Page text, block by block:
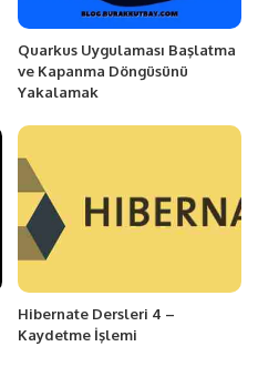
Quarkus Uygulaması Başlatma
ve Kapanma Döngüsünü
Yakalamak
Hibernate Dersleri 4 –
Kaydetme İşlemi